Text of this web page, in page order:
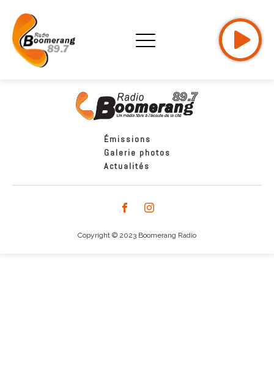
Émissions
Galerie photos
Actualités
Copyright © 2023 Boomerang Radio